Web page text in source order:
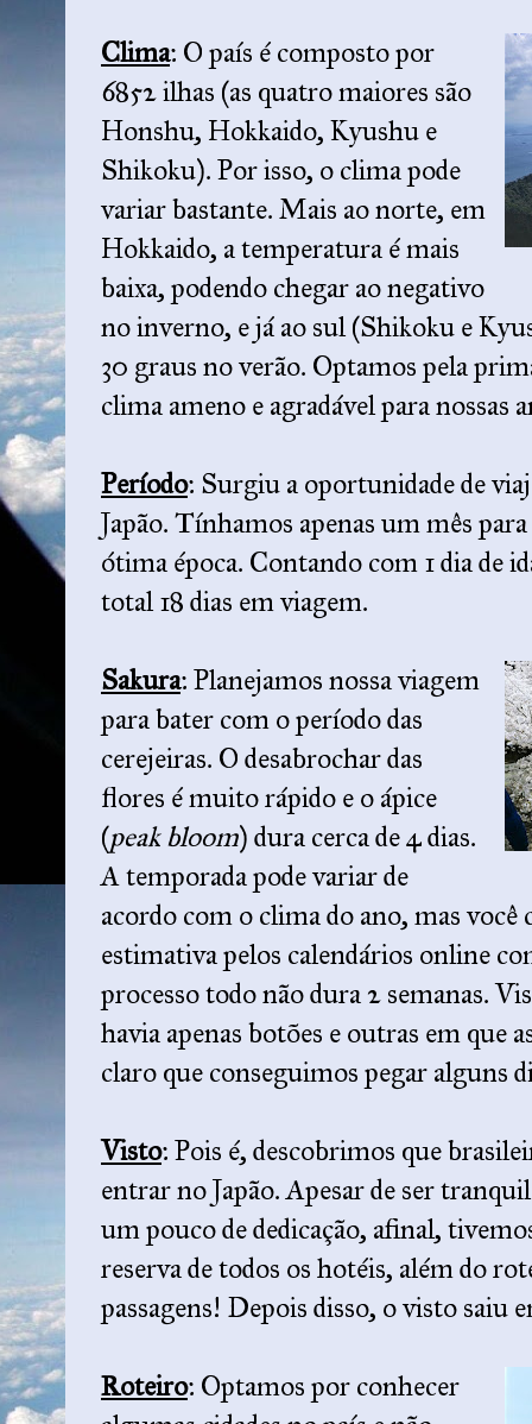
Clima: O país é composto por
6852 ilhas (as quatro maiores são
Honshu, Hokkaido, Kyushu e
Shikoku). Por isso, o clima pode
variar bastante. Mais ao norte, em
Hokkaido, a temperatura é mais
baixa, podendo chegar ao negativo
no inverno, e já ao sul (Shikoku e
30 graus no verão. Optamos pela
clima ameno e agradável para nossas
Período: Surgiu a oportunidade de
Japão. Tínhamos apenas um mês
ótima época. Contando com 1 dia de
total 18 dias em viagem.
Sakura: Planejamos nossa viagem
para bater com o período das
cerejeiras. O desabrochar das
flores é muito rápido e o ápice
(peak bloom) dura cerca de 4 dias.
A temporada pode variar de
acordo com o clima do ano, mas você
estimativa pelos calendários online
processo todo não dura 2 semanas.
havia apenas botões e outras em que
claro que conseguimos pegar alguns
Visto: Pois é, descobrimos que
entrar no Japão. Apesar de ser
um pouco de dedicação, afinal,
reserva de todos os hotéis, além do
passagens! Depois disso, o visto saiu
Roteiro: Optamos por conhecer